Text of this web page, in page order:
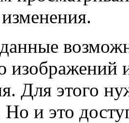
изображений
Для этого
и это